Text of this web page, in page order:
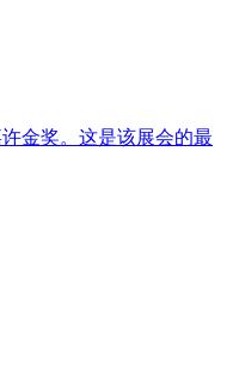
金奖。这是该展会的最